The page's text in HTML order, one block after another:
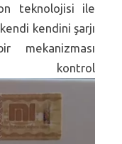
teknolojisi ile
kendini şarjı
mekanizması
kontrol